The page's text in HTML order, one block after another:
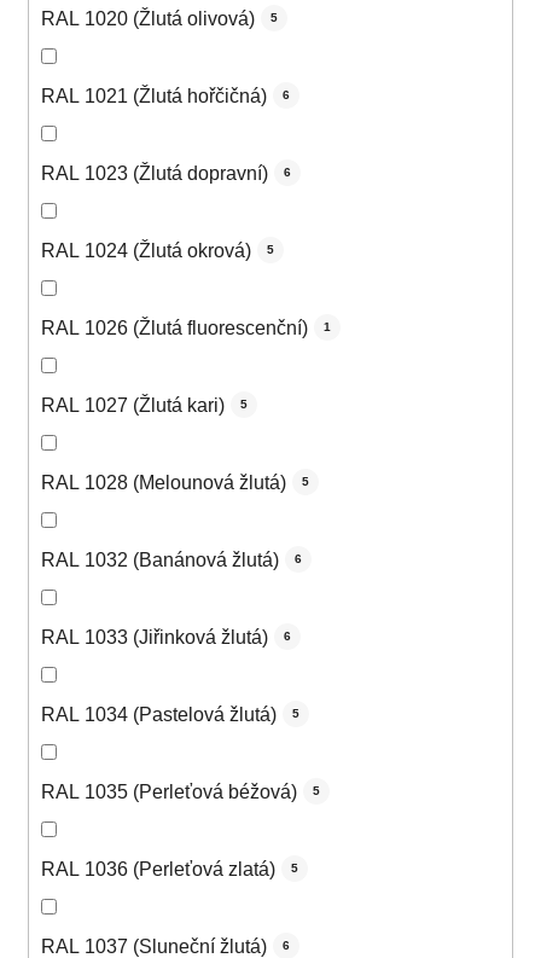
RAL 1020 (Žlutá olivová) 5
RAL 1021 (Žlutá hořčičná) 6
RAL 1023 (Žlutá dopravní) 6
RAL 1024 (Žlutá okrová) 5
RAL 1026 (Žlutá fluorescenční) 1
RAL 1027 (Žlutá kari) 5
RAL 1028 (Melounová žlutá) 5
RAL 1032 (Banánová žlutá) 6
RAL 1033 (Jiřinková žlutá) 6
RAL 1034 (Pastelová žlutá) 5
RAL 1035 (Perleťová béžová) 5
RAL 1036 (Perleťová zlatá) 5
RAL 1037 (Sluneční žlutá) 6